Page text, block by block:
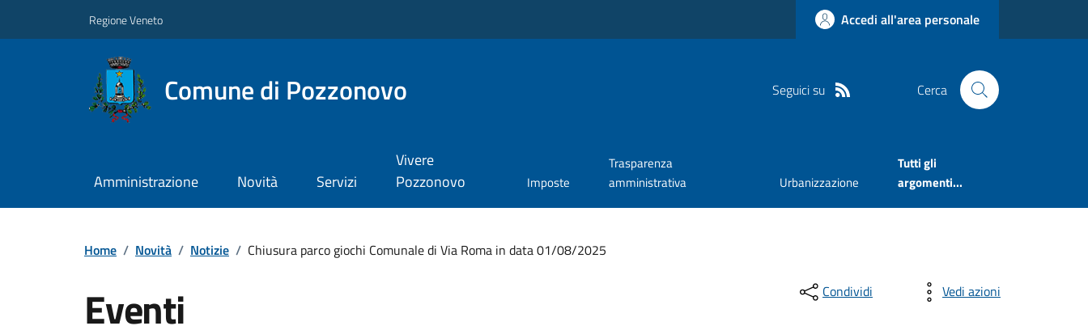
Regione Veneto Accedi all'area personale
Comune di Pozzonovo Seguici su Cerca
Amministrazione Novità Servizi
Vivere
Pozzonovo
Imposte
Trasparenza
amministrativa
Urbanizzazione
Tutti gli
argomenti...
Home / Novità / Notizie / Chiusura parco giochi Comunale di Via Roma in data 01/08/2025
Eventi Condividi Vedi azioni